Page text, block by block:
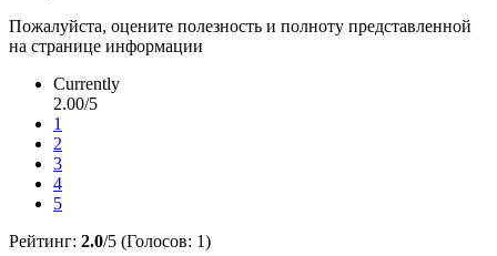
Пожалуйста, оцените полезность и полноту представленной
на странице информации
Currently
2.00/5
1
2
3
4
5
Рейтинг: 2.0/5 (Голосов: 1)